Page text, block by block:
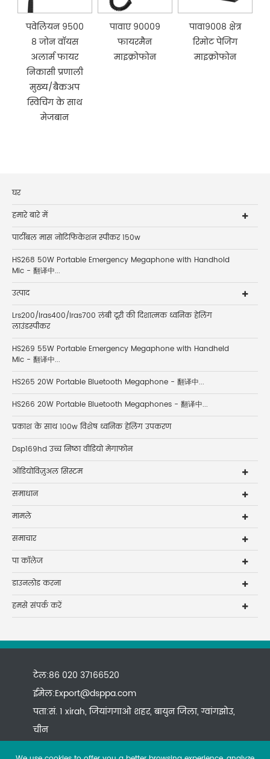
पवेलियन 9500
8 जोन वॉयस
अलार्म फायर
निकासी प्रणाली
मुख्य/बैकअप
स्विचिंग के साथ
मेजबान
पावाए 90009
फायरमैन
माइक्रोफोन
पावा9008 क्षेत्र
रिमोट पेजिंग
माइक्रोफोन
घर
हमारे बारे में
पार्टीबल मास नोटिफिकेशन स्पीकर 150w
HS268 50W Portable Emergency Megaphone with Handhold
Mic - 翻译中...
उत्पाद
Lrs200/lras400/lras700 लंबी दूरी की दिशात्मक ध्वनिक हेलिंग
लाउंडस्पीकर
HS269 55W Portable Emergency Megaphone with Handheld
Mic - 翻译中...
HS265 20W Portable Bluetooth Megaphone - 翻译中...
HS266 20W Portable Bluetooth Megaphones - 翻译中...
प्रकाश के साथ 100w विशेष ध्वनिक हेलिंग उपकरण
Dsp169hd उच्च निष्ठा वीडियो मेगाफोन
ऑडियोविज़ुअल सिस्टम
समाधान
मामले
समाचार
पा कॉलेज
डाउनलोड करना
हमसे संपर्क करें
टेल:86 020 37166520
ईमेल:Export@dsppa.com
पता:सं. 1 xirah, जियांगगाओ शहर, बायुन जिला, ग्वांगझोउ,
चीन